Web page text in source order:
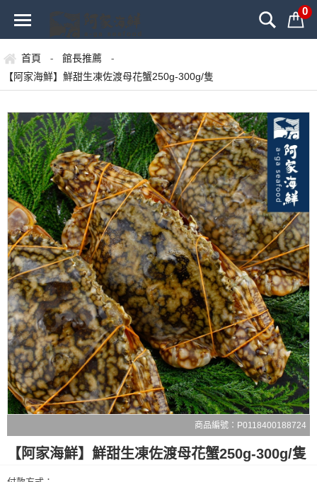
0
首頁 - 館長推薦 -
【阿家海鮮】鮮甜生凍佐渡母花蟹250g-300g/隻
商品編號：P0118400188724
【阿家海鮮】鮮甜生凍佐渡母花蟹250g-300g/隻